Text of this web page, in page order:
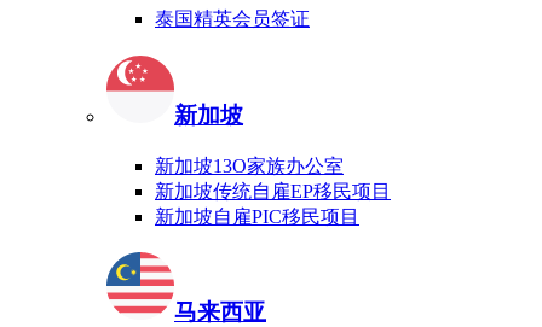
泰国精英会员签证
新加坡
新加坡13O家族办公室
新加坡传统自雇EP移民项目
新加坡自雇PIC移民项目
马来西亚